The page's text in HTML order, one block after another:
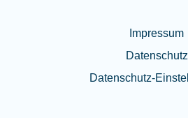
Impressum
Datenschutz
Datenschutz-